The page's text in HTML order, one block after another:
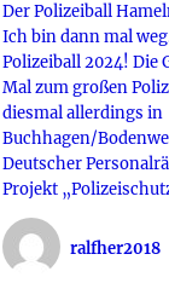
Der Polizeiball
Ich bin dann mal
Polizeiball 2024! Die
Mal zum großen
diesmal allerdings in
Buchhagen/
Deutscher
Projekt
ralfher2018